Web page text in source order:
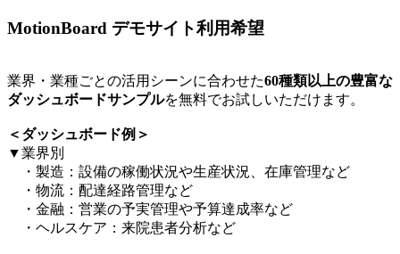
MotionBoard デモサイト利用希望
業界・業種ごとの活用シーンに合わせた60種類以上の豊富な
ダッシュボードサンプルを無料でお試しいただけます。​
＜ダッシュボード例＞​
▼業界別​
・製造：設備の稼働状況や生産状況、在庫管理など​
・物流：配達経路管理など​
・金融：営業の予実管理や予算達成率など​
・ヘルスケア：来院患者分析など​